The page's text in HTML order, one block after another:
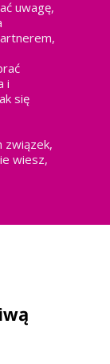
uwagę,
i
się
związek,
wiesz,